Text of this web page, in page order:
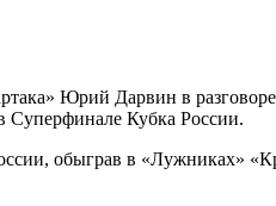
Юрий Дарвин в
Суперфинале Кубка России.
обыграв в «Лужниках»